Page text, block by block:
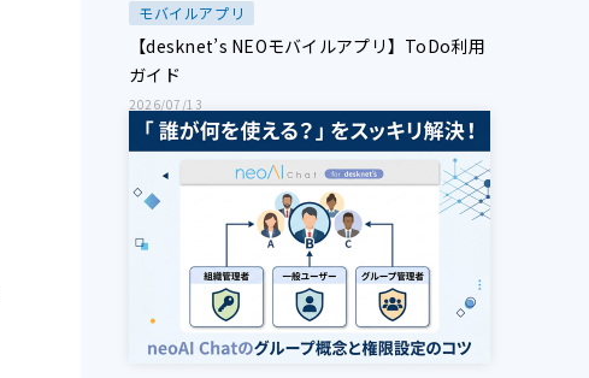
モバイルアプリ
【desknet’s NEOモバイルアプリ】ToDo利用
ガイド
2026/07/13